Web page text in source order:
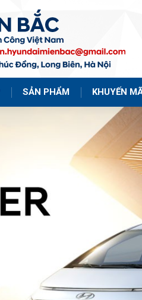
SẢN PHẨM KHUYẾN